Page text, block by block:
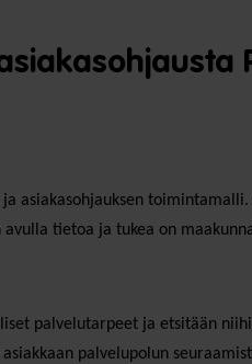
asiakasohjauksen
tietoa ja tukea on
palvelutarpeet ja etsitään
palvelupolun